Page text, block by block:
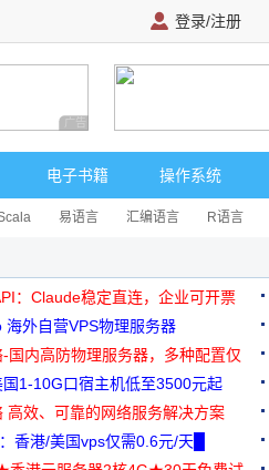
登录/注册
广告 商业广告，理性选择
电子书籍 操作系统
易语言 汇编语言 R语言
：Claude稳定直连，企业可开票
海外自营VPS物理服务器
国内高防物理服务器，多种配置仅
1-10G口宿主机低至3500元起
高效、可靠的网络服务解决方案
香港/美国vps仅需0.6元/天█